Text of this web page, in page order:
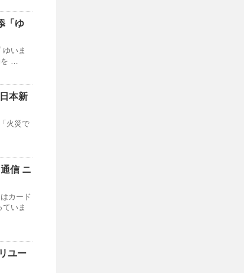
「ゆ
いま
を …
本新
火災で
信 ニ
カード
いま
ユー